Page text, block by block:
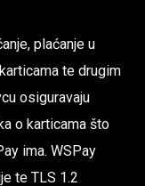
plaćanje u
te drugim
osiguravaju
o karticama što
ima. WSPay
te TLS 1.2